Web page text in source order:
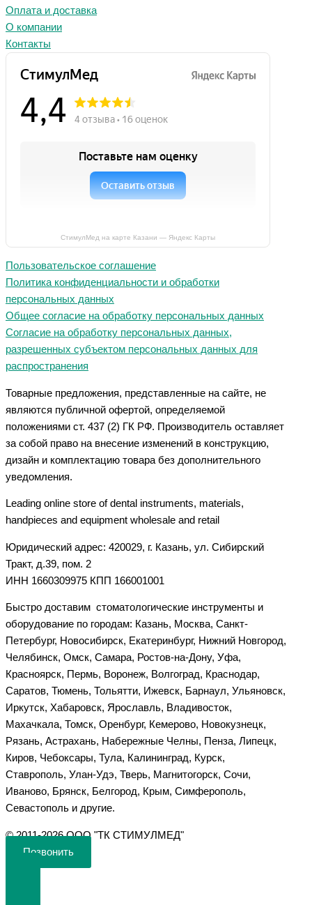
Оплата и доставка
О компании
Контакты
СтимулМед на карте Казани — Яндекс Карты
Пользовательское соглашение
Политика конфиденциальности и обработки
персональных данных
Общее согласие на обработку персональных данных
Согласие на обработку персональных данных,
разрешенных субъектом персональных данных для
распространения
Товарные предложения, представленные на сайте, не
являются публичной офертой, определяемой
положениями ст. 437 (2) ГК РФ. Производитель оставляет
за собой право на внесение изменений в конструкцию,
дизайн и комплектацию товара без дополнительного
уведомления.
Leading online store of dental instruments, materials,
handpieces and equipment wholesale and retail
Юридический адрес: 420029, г. Казань, ул. Сибирский
Тракт, д.39, пом. 2
ИНН 1660309975 КПП 166001001
Быстро доставим стоматологические инструменты и
оборудование по городам: Казань, Москва, Санкт-
Петербург, Новосибирск, Екатеринбург, Нижний Новгород,
Челябинск, Омск, Самара, Ростов-на-Дону, Уфа,
Красноярск, Пермь, Воронеж, Волгоград, Краснодар,
Саратов, Тюмень, Тольятти, Ижевск, Барнаул, Ульяновск,
Иркутск, Хабаровск, Ярославль, Владивосток,
Махачкала, Томск, Оренбург, Кемерово, Новокузнецк,
Рязань, Астрахань, Набережные Челны, Пенза, Липецк,
Киров, Чебоксары, Тула, Калининград, Курск,
Ставрополь, Улан-Удэ, Тверь, Магнитогорск, Сочи,
Иваново, Брянск, Белгород, Крым, Симферополь,
Севастополь и другие.
©️ 2011-2026 ООО "ТК СТИМУЛМЕД"
Позвонить